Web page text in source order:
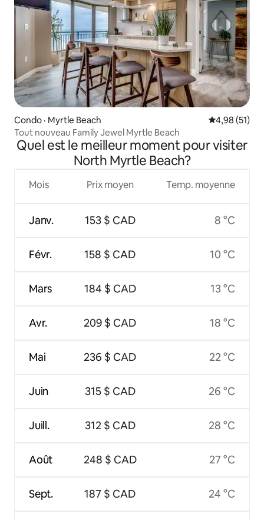
Condo · Myrtle Beach Note
4,98 (51)
Tout nouveau Family Jewel Myrtle Beach
Quel est le meilleur moment pour visiter
North Myrtle Beach?
Mois
Janv.
Févr.
Mars
Avr.
Mai
Juin
Juill.
Août
Sept.
Prix moyen
153 $ CAD
158 $ CAD
184 $ CAD
209 $ CAD
236 $ CAD
315 $ CAD
312 $ CAD
248 $ CAD
187 $ CAD
Temp. moyenne
8 °C
10 °C
13 °C
18 °C
22 °C
26 °C
28 °C
27 °C
24 °C